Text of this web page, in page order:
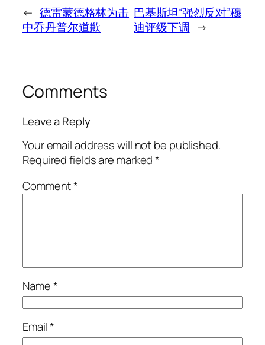
← 德雷蒙德格林为击
中乔丹普尔道歉
巴基斯坦“强烈反对”穆
迪评级下调 →
Comments
Leave a Reply
Your email address will not be published.
Required fields are marked*
Comment*
Name*
Email*